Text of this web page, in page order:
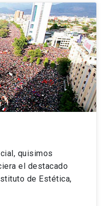
quisimos
el destacado
de Estética,